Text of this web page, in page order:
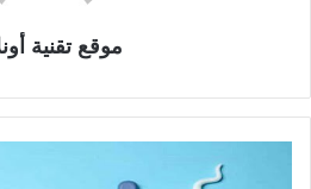
موقع تقنية